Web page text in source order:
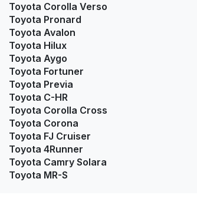
Toyota Corolla Verso
Toyota Pronard
Toyota Avalon
Toyota Hilux
Toyota Aygo
Toyota Fortuner
Toyota Previa
Toyota C-HR
Toyota Corolla Cross
Toyota Corona
Toyota FJ Cruiser
Toyota 4Runner
Toyota Camry Solara
Toyota MR-S